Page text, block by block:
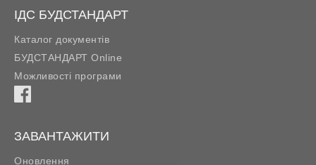
ІДС БУДСТАНДАРТ
Каталог документів
БУДСТАНДАРТ Online
Можливості програми
ЗАВАНТАЖИТИ
Оновлення